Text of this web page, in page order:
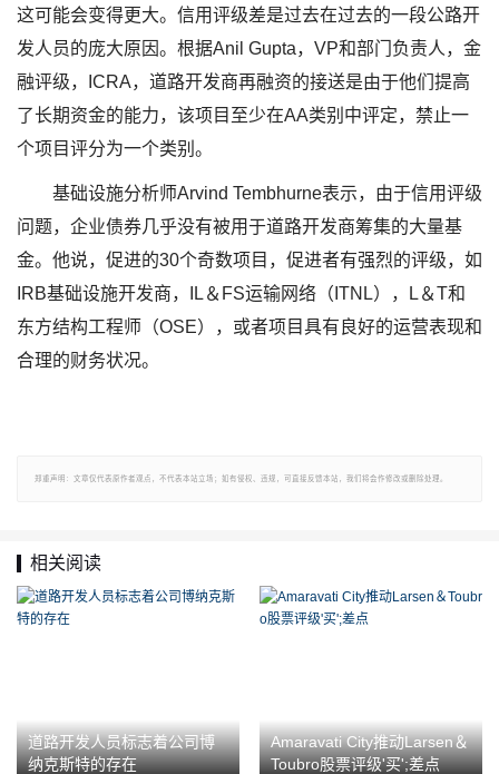
这可能会变得更大。信用评级差是过去在过去的一段公路开
发人员的庞大原因。根据Anil Gupta，VP和部门负责人，金
融评级，ICRA，道路开发商再融资的接送是由于他们提高
了长期资金的能力，该项目至少在AA类别中评定，禁止一
个项目评分为一个类别。
基础设施分析师Arvind Tembhurne表示，由于信用评级
问题，企业债券几乎没有被用于道路开发商筹集的大量基
金。他说，促进的30个奇数项目，促进者有强烈的评级，如
IRB基础设施开发商，IL＆FS运输网络（ITNL），L＆T和
东方结构工程师（OSE），或者项目具有良好的运营表现和
合理的财务状况。
郑重声明：文章仅代表原作者观点，不代表本站立场；如有侵权、违规，可直接反馈本站，我们将会作修改或删除处理。
相关阅读
道路开发人员标志着公司博
纳克斯特的存在
Amaravati City推动Larsen＆
Toubro股票评级'买';差点